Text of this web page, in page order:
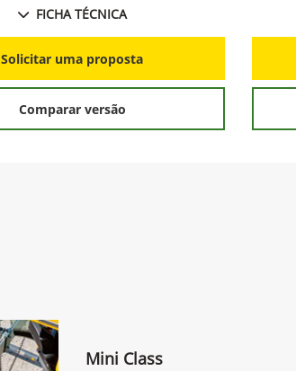
FICHA TÉCNICA
Solicitar uma proposta
Comparar versão
Mini Class